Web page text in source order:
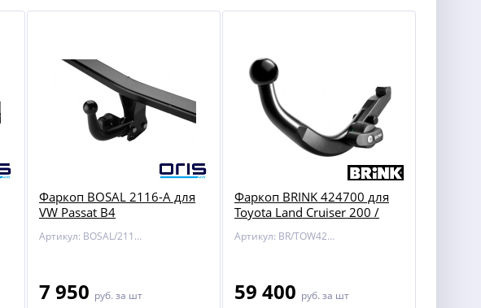
Фаркоп BOSAL 2116-A для
VW Passat B4
Артикул: BOSAL/2116-A
7 950 руб. за шт
Фаркоп BRINK 424700 для
Toyota Land Cruiser 200 /
Артикул: BR/TOW424700
59 400 руб. за шт